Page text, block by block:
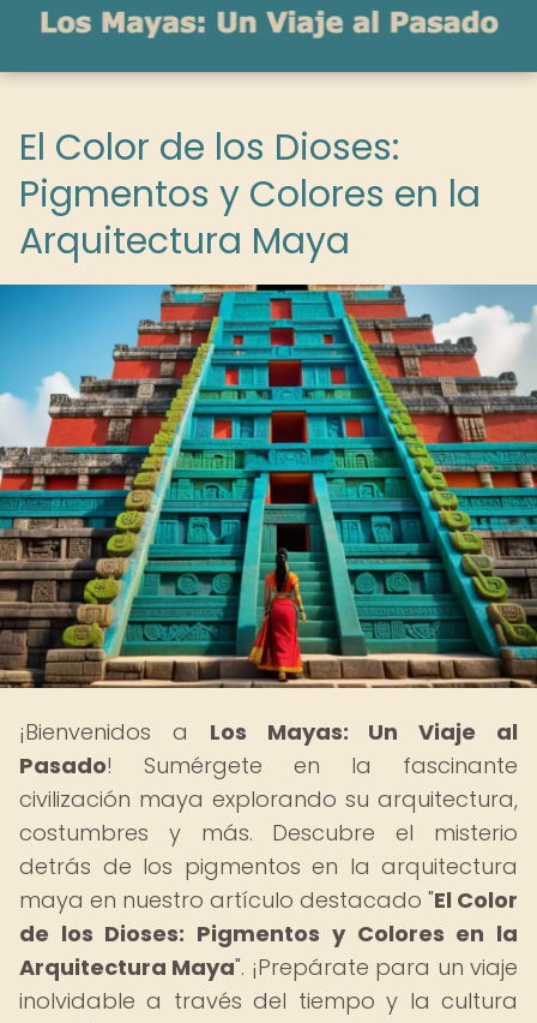
El Color de los Dioses:
Pigmentos y Colores en la
Arquitectura Maya
¡Bienvenidos a Los Mayas: Un Viaje al
Pasado! Sumérgete en la fascinante
civilización maya explorando su arquitectura,
costumbres y más. Descubre el misterio
detrás de los pigmentos en la arquitectura
maya en nuestro artículo destacado "El Color
de los Dioses: Pigmentos y Colores en la
Arquitectura Maya". ¡Prepárate para un viaje
inolvidable a través del tiempo y la cultura